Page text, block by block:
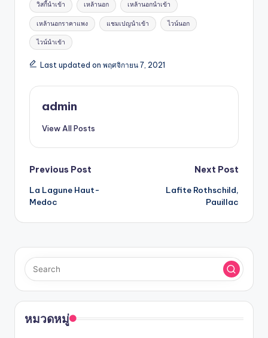
วิสกี้นำเข้า เหล้านอก เหล้านอกนำเข้า
เหล้านอกราคาแพง แชมเปญนำเข้า ไวน์นอก
ไวน์นำเข้า
Last updated on พฤศจิกายน 7, 2021
admin
View All Posts
Previous Post
La Lagune Haut-
Medoc
Next Post
Lafite Rothschild,
Pauillac
หมวดหมู่